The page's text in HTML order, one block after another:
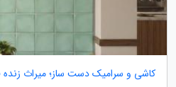
کاشی و سرامیک دست ساز؛ میراث زنده